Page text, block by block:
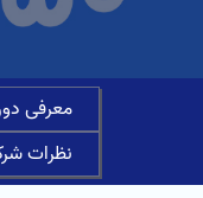
معرفی
نظرات